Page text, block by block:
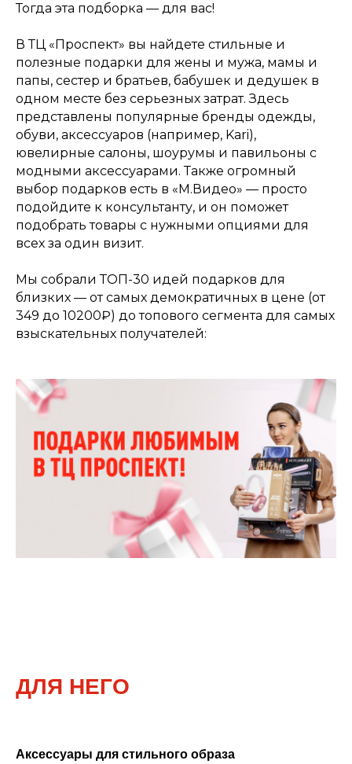
Тогда эта подборка — для вас!
В ТЦ «Проспект» вы найдете стильные и
полезные подарки для жены и мужа, мамы и
папы, сестер и братьев, бабушек и дедушек в
одном месте без серьезных затрат. Здесь
представлены популярные бренды одежды,
обуви, аксессуаров (например, Kari),
ювелирные салоны, шоурумы и павильоны с
модными аксессуарами. Также огромный
выбор подарков есть в «М.Видео» — просто
подойдите к консультанту, и он поможет
подобрать товары с нужными опциями для
всех за один визит.
Мы собрали ТОП-30 идей подарков для
близких — от самых демократичных в цене (от
349 до 10200₽) до топового сегмента для самых
взыскательных получателей:
ДЛЯ НЕГО
Аксессуары для стильного образа